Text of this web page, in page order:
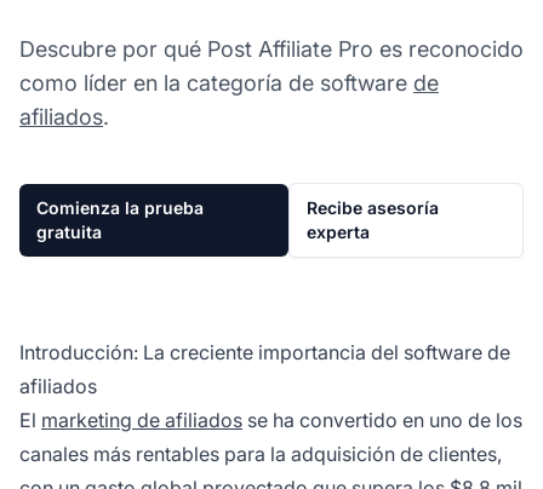
Descubre por qué Post Affiliate Pro es reconocido
como líder en la categoría de software de
afiliados.
Comienza la prueba
gratuita
Recibe asesoría
experta
Introducción: La creciente importancia del software de
afiliados
El marketing de afiliados se ha convertido en uno de los
canales más rentables para la adquisición de clientes,